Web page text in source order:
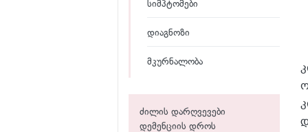
სიმპტომები
დიაგნოზი
მკურნალობა
ძილის დარღვევები
დემენციის დროს